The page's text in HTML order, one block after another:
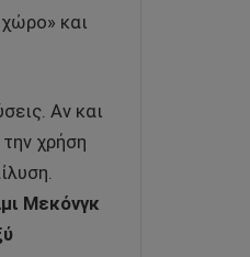
και
Αν και
χρήση
Μεκόνγκ